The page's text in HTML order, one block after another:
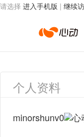
请选择 进入手机版 | 继续
心
个人资料
minorshunv0